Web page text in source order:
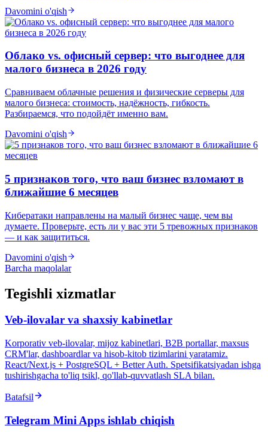
Davomini o'qish
Облако vs. офисный сервер: что выгоднее для
малого бизнеса в 2026 году
Сравниваем облачные решения и физические серверы для
малого бизнеса: стоимость, надёжность, гибкость.
Разбираемся, что подойдёт именно вам.
Davomini o'qish
5 признаков того, что ваш бизнес взломают в
ближайшие 6 месяцев
Кибератаки направлены на малый бизнес чаще, чем вы
думаете. Проверьте, есть ли у вас эти 5 тревожных признаков
— и как защититься.
Davomini o'qish
Barcha maqolalar
Tegishli xizmatlar
Veb-ilovalar va shaxsiy kabinetlar
Korporativ veb-ilovalar, mijoz kabinetlari, B2B portallar, maxsus
CRM'lar, dashboardlar va hisob-kitob tizimlarini yaratamiz.
React/Next.js + PostgreSQL + Better Auth. Spetsifikatsiyadan ishga
tushirishgacha to'liq tsikl, qo'llab-quvvatlash SLA bilan.
Batafsil
Telegram Mini Apps ishlab chiqish